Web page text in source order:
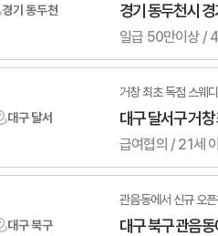
경기 동두천 경기 동두천시
일급 50만이상 /
대구 달서
거창 최초 독점 스웨
대구 달서구 거
급여협의 / 21세
대구 북구
관음동에서 신규 오
대구 북구 관음